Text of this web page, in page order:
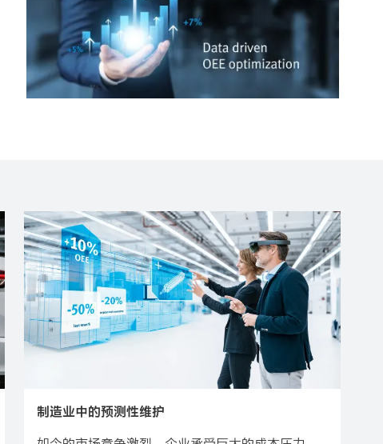
制造业中的预测性维护